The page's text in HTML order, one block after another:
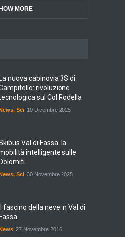
MORE
La nuova cabinovia 3S di
rivoluzione
sul Col Rodella
, Sci 10 Dicembre 2025
Val di Fassa: la
intelligente sulle
Dolomiti
, Sci 30 Novembre 2025
Il fascino della neve in Val di
Fassa
27 Novembre 2016